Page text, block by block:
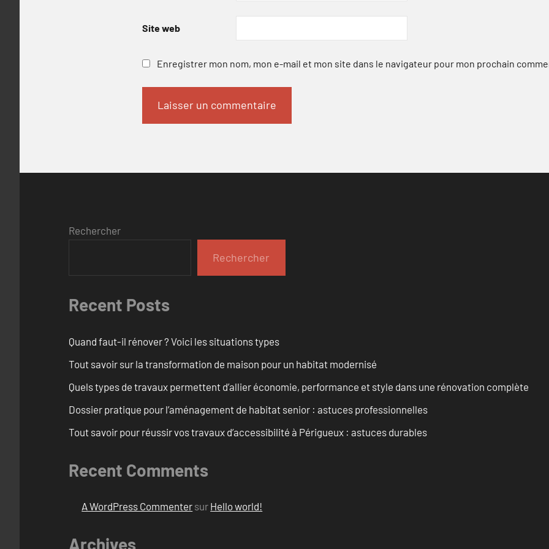
Site web
Enregistrer mon nom, mon e-mail et mon site dans le navigateur pour mon prochain
Rechercher
Rechercher
Recent Posts
Quand faut-il rénover ? Voici les situations types
Tout savoir sur la transformation de maison pour un habitat modernisé
Quels types de travaux permettent d’allier économie, performance et style dans une rénovation complète
Dossier pratique pour l’aménagement de habitat senior : astuces professionnelles
Tout savoir pour réussir vos travaux d’accessibilité à Périgueux : astuces durables
Recent Comments
A WordPress Commenter sur Hello world!
Archives